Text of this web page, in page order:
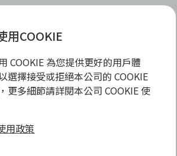
，理性理財最安心
融沒有代辦公司及代辦業務，也未與代辦
您提供實體銀行提款卡或實體信用卡，請提
評估財務狀況，理性理財最安心。總費用年
，實際費用率，仍以各合作商家提供之商
限公司 Chailease Consumer Finance
用COOKIE
COOKIE 為您提供更好的用戶體
選擇接受或拒絕本公司的 COOKIE
更多細節請詳閱本公司 COOKIE 使
用政策